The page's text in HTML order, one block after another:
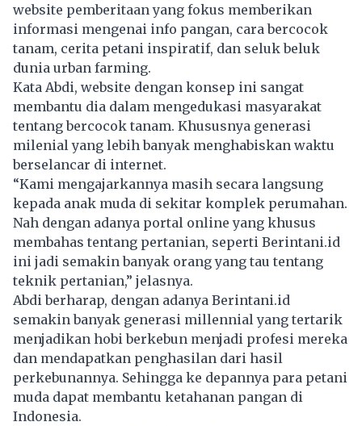
website pemberitaan yang fokus memberikan
informasi mengenai info pangan, cara bercocok
tanam, cerita petani inspiratif, dan seluk beluk
dunia urban farming.
Kata Abdi, website dengan konsep ini sangat
membantu dia dalam mengedukasi masyarakat
tentang bercocok tanam. Khususnya generasi
milenial yang lebih banyak menghabiskan waktu
berselancar di internet.
“Kami mengajarkannya masih secara langsung
kepada anak muda di sekitar komplek perumahan.
Nah dengan adanya portal online yang khusus
membahas tentang pertanian, seperti Berintani.id
ini jadi semakin banyak orang yang tau tentang
teknik pertanian,” jelasnya.
Abdi berharap, dengan adanya Berintani.id
semakin banyak generasi millennial yang tertarik
menjadikan hobi berkebun menjadi profesi mereka
dan mendapatkan penghasilan dari hasil
perkebunannya. Sehingga ke depannya para petani
muda dapat membantu ketahanan pangan di
Indonesia.